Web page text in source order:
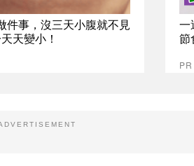
件事，沒三天小腹就不見
天變小！
一
節